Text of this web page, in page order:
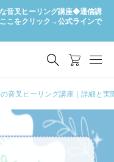
音叉ヒーリング講座◆通信講
こをクリック→公式ラインで
音叉ヒーリング講座｜詳細と実